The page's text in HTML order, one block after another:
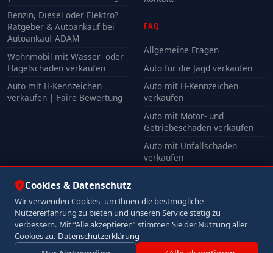
Benzin, Diesel oder Elektro?
Ratgeber & Autoankauf bei
Autoankauf ADAM
Wohnmobil mit Wasser- oder
Hagelschaden verkaufen
Auto mit H-Kennzeichen
verkaufen | Faire Bewertung
FAQ
Allgemeine Fragen
Auto für die Jagd verkaufen
Auto mit H-Kennzeichen
verkaufen
Auto mit Motor- und
Getriebeschaden verkaufen
Auto mit Unfallschaden
verkaufen
© 2026 Autoankauf ADAM. Alle Rechte vorbehalten.
ImpressumDatenschutz
Cookies & Datenschutz
Wir verwenden Cookies, um Ihnen die bestmögliche
Nutzererfahrung zu bieten und unseren Service stetig zu
verbessern. Mit “Alle akzeptieren” stimmen Sie der Nutzung aller
Cookies zu. Datenschutzerklärung